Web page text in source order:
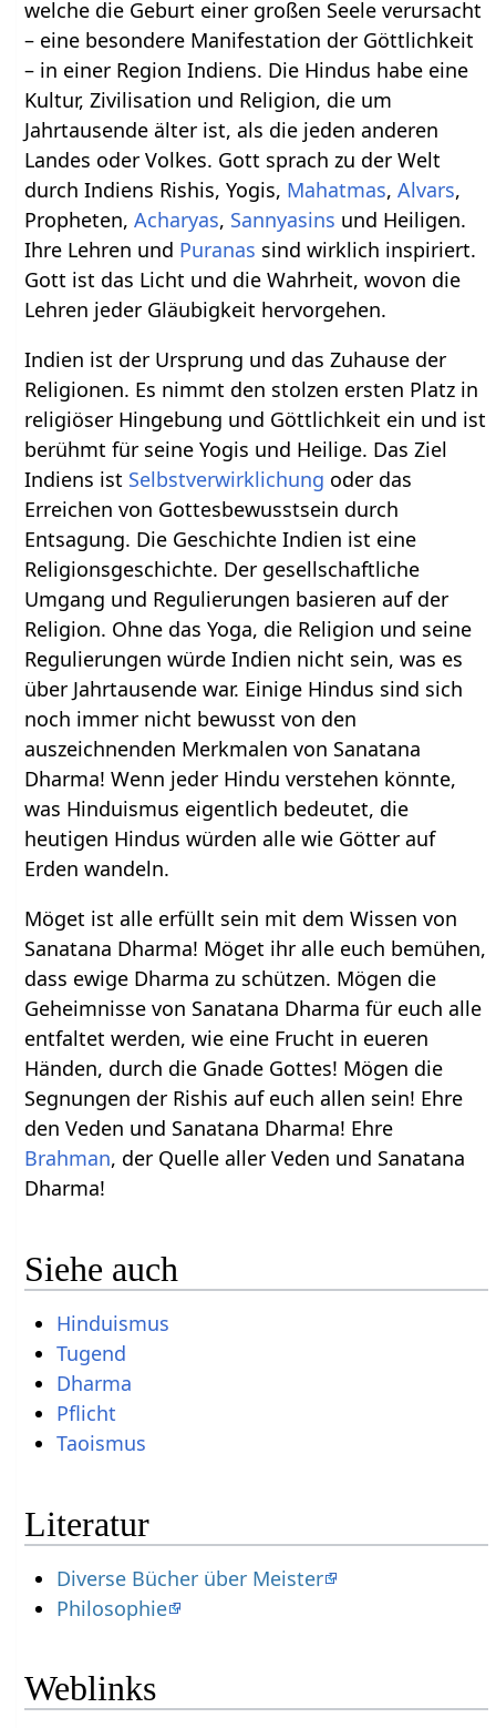
welche die Geburt einer großen Seele verursacht
– eine besondere Manifestation der Göttlichkeit
– in einer Region Indiens. Die Hindus habe eine
Kultur, Zivilisation und Religion, die um
Jahrtausende älter ist, als die jeden anderen
Landes oder Volkes. Gott sprach zu der Welt
durch Indiens Rishis, Yogis, Mahatmas,Alvars,
Propheten,Acharyas, Sannyasins und Heiligen.
Ihre Lehren und Puranas sind wirklich inspiriert.
Gott ist das Licht und die Wahrheit, wovon die
Lehren jeder Gläubigkeit hervorgehen.
Indien ist der Ursprung und das Zuhause der
Religionen. Es nimmt den stolzen ersten Platz in
religiöser Hingebung und Göttlichkeit ein und ist
berühmt für seine Yogis und Heilige. Das Ziel
Indiens ist Selbstverwirklichung oder das
Erreichen von Gottesbewusstsein durch
Entsagung. Die Geschichte Indien ist eine
Religionsgeschichte. Der gesellschaftliche
Umgang und Regulierungen basieren auf der
Religion. Ohne das Yoga, die Religion und seine
Regulierungen würde Indien nicht sein, was es
über Jahrtausende war. Einige Hindus sind sich
noch immer nicht bewusst von den
auszeichnenden Merkmalen von Sanatana
Dharma! Wenn jeder Hindu verstehen könnte,
was Hinduismus eigentlich bedeutet, die
heutigen Hindus würden alle wie Götter auf
Erden wandeln.
Möget ist alle erfüllt sein mit dem Wissen von
Sanatana Dharma! Möget ihr alle euch bemühen,
dass ewige Dharma zu schützen. Mögen die
Geheimnisse von Sanatana Dharma für euch alle
entfaltet werden, wie eine Frucht in eueren
Händen, durch die Gnade Gottes! Mögen die
Segnungen der Rishis auf euch allen sein! Ehre
den Veden und Sanatana Dharma! Ehre
Brahman, der Quelle aller Veden und Sanatana
Dharma!
Siehe auch
Hinduismus
Tugend
Dharma
Pflicht
Taoismus
Literatur
Diverse Bücher über Meister
Philosophie
Weblinks